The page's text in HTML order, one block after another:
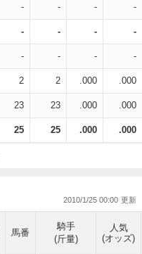
- - - -
- - - -
- - - -
2 2 .000 .000
23 23 .000 .000
25 25 .000 .000
2010/1/25 00:00
馬番
騎手
(斤量)
人気
(オッズ)